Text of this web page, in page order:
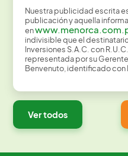
Nuestra publicidad escrita
publicación y aquella
en
indivisible que el
Inversiones S.A.C. con
representada por su
Benvenuto, identificado con
Ver todos